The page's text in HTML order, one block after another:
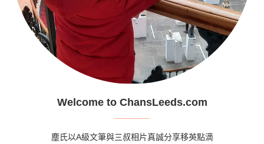
Welcome to ChansLeeds.com
塵氏以A級文筆與三叔相片真誠分享移英點滴